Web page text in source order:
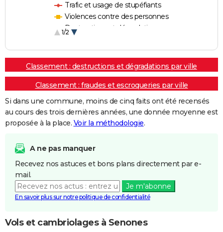
Trafic et usage de stupéfiants
Violences contre des personnes
Destructions et dégradations
1/2
Classement : destructions et dégradations par ville
Classement : fraudes et escroqueries par ville
Si dans une commune, moins de cinq faits ont été recensés
au cours des trois dernières années, une donnée moyenne est
proposée à la place. Voir la méthodologie.
A ne pas manquer
Recevez nos astuces et bons plans directement par e-
mail.
Je m'abonne
En savoir plus sur notre politique de confidentialité
Vols et cambriolages à Senones